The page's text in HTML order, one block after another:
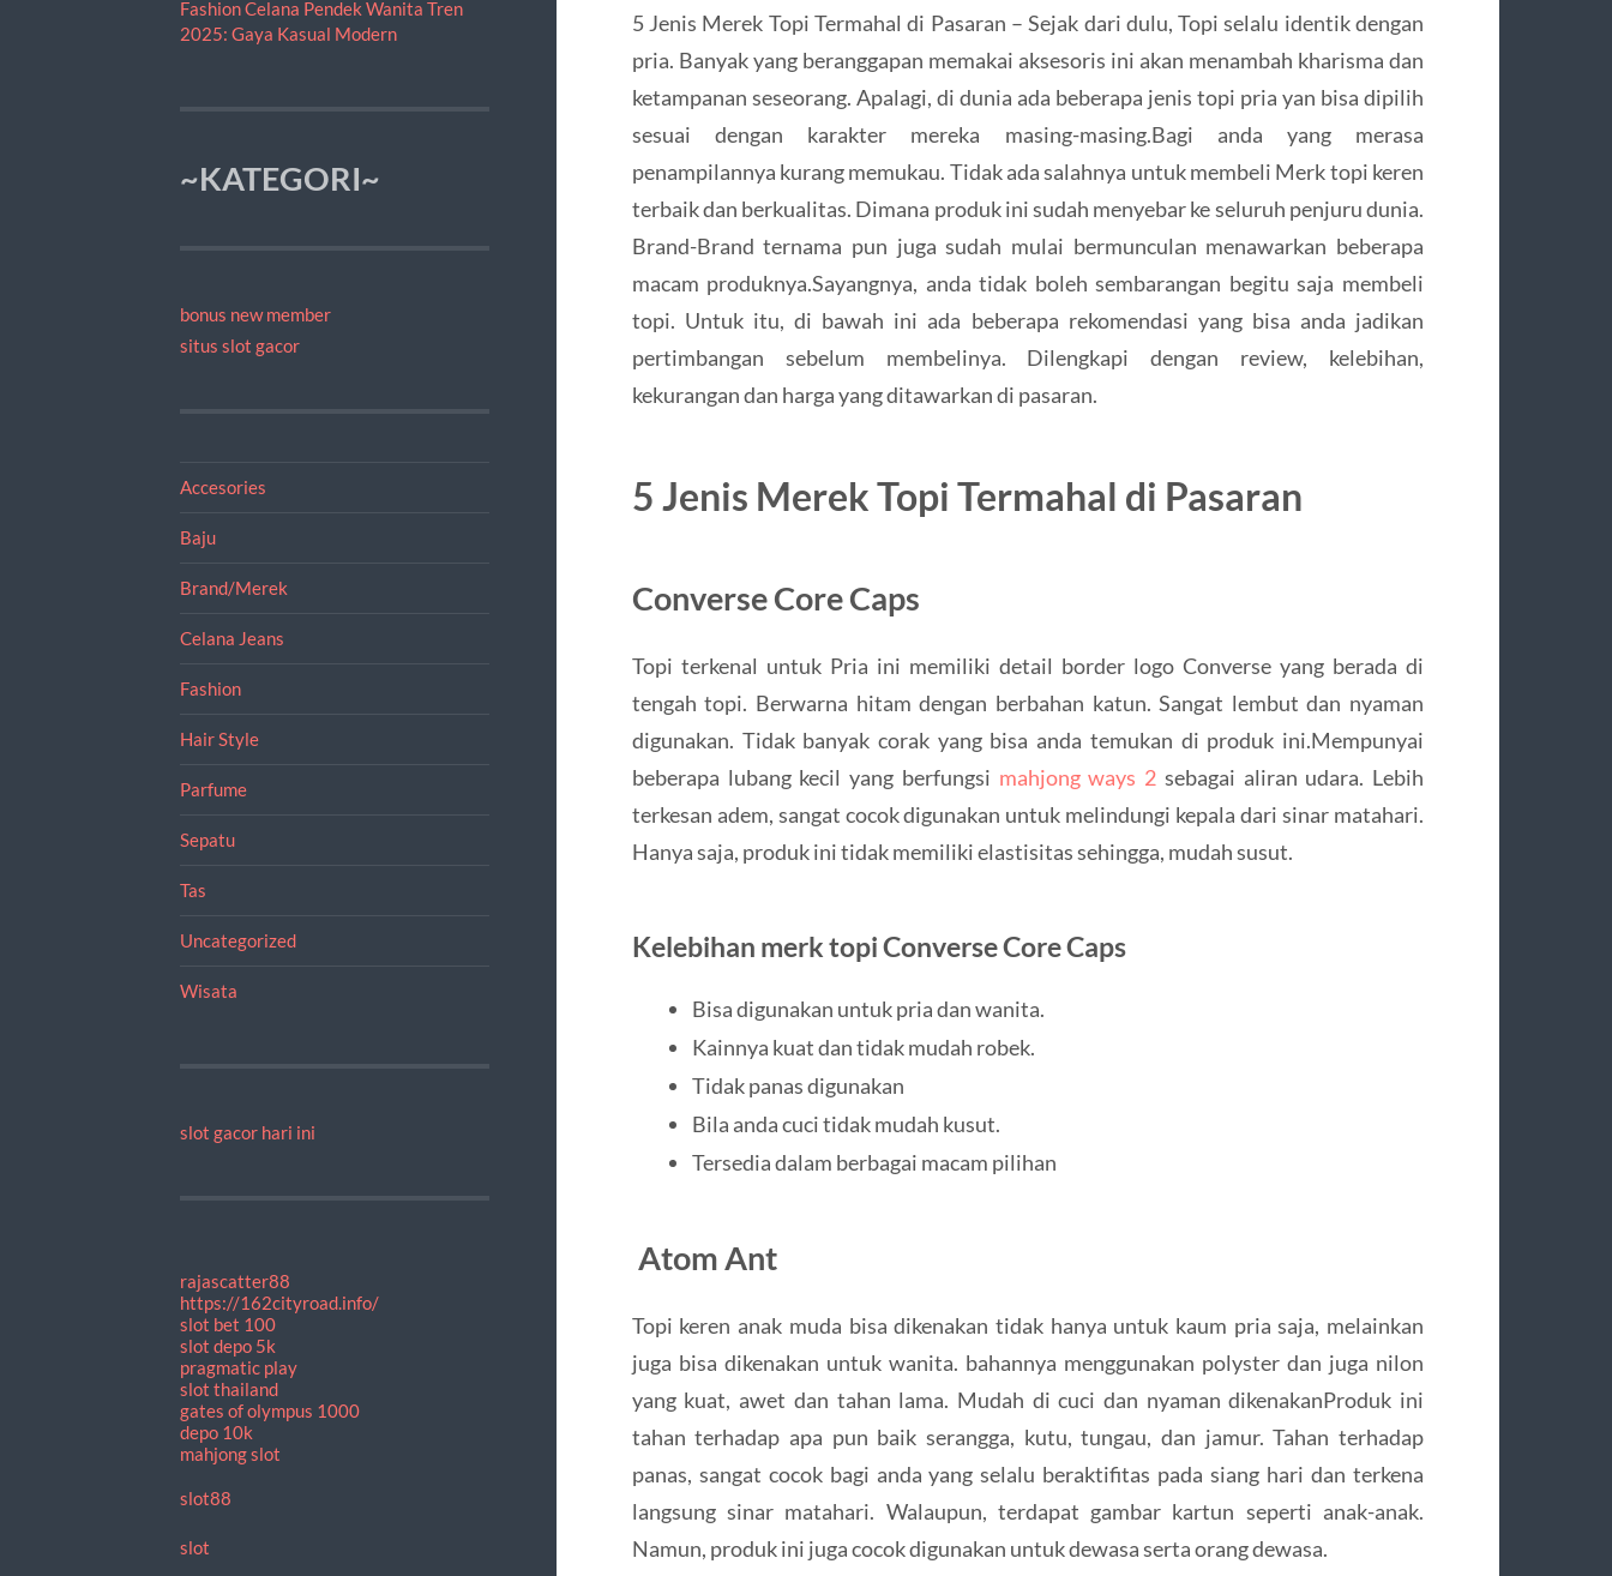
Fashion Celana Pendek Wanita Tren
2025: Gaya Kasual Modern
~KATEGORI~
bonus new member
situs slot gacor
Accesories
Baju
Brand/Merek
Celana Jeans
Fashion
Hair Style
Parfume
Sepatu
Tas
Uncategorized
Wisata
slot gacor hari ini
rajascatter88
https://162cityroad.info/
slot bet 100
slot depo 5k
pragmatic play
slot thailand
gates of olympus 1000
depo 10k
mahjong slot
slot88
slot
5 Jenis Merek Topi Termahal di Pasaran – Sejak dari dulu, Topi selalu identik dengan
pria. Banyak yang beranggapan memakai aksesoris ini akan menambah kharisma dan
ketampanan seseorang. Apalagi, di dunia ada beberapa jenis topi pria yan bisa dipilih
sesuai dengan karakter mereka masing-masing.Bagi anda yang merasa
penampilannya kurang memukau. Tidak ada salahnya untuk membeli Merk topi keren
terbaik dan berkualitas. Dimana produk ini sudah menyebar ke seluruh penjuru dunia.
Brand-Brand ternama pun juga sudah mulai bermunculan menawarkan beberapa
macam produknya.Sayangnya, anda tidak boleh sembarangan begitu saja membeli
topi. Untuk itu, di bawah ini ada beberapa rekomendasi yang bisa anda jadikan
pertimbangan sebelum membelinya. Dilengkapi dengan review, kelebihan,
kekurangan dan harga yang ditawarkan di pasaran.
5 Jenis Merek Topi Termahal di Pasaran
Converse Core Caps
Topi terkenal untuk Pria ini memiliki detail border logo Converse yang berada di
tengah topi. Berwarna hitam dengan berbahan katun. Sangat lembut dan nyaman
digunakan. Tidak banyak corak yang bisa anda temukan di produk ini.Mempunyai
beberapa lubang kecil yang berfungsi mahjong ways 2 sebagai aliran udara. Lebih
terkesan adem, sangat cocok digunakan untuk melindungi kepala dari sinar matahari.
Hanya saja, produk ini tidak memiliki elastisitas sehingga, mudah susut.
Kelebihan merk topi Converse Core Caps
Bisa digunakan untuk pria dan wanita.
Kainnya kuat dan tidak mudah robek.
Tidak panas digunakan
Bila anda cuci tidak mudah kusut.
Tersedia dalam berbagai macam pilihan
Atom Ant
Topi keren anak muda bisa dikenakan tidak hanya untuk kaum pria saja, melainkan
juga bisa dikenakan untuk wanita. bahannya menggunakan polyster dan juga nilon
yang kuat, awet dan tahan lama. Mudah di cuci dan nyaman dikenakanProduk ini
tahan terhadap apa pun baik serangga, kutu, tungau, dan jamur. Tahan terhadap
panas, sangat cocok bagi anda yang selalu beraktifitas pada siang hari dan terkena
langsung sinar matahari. Walaupun, terdapat gambar kartun seperti anak-anak.
Namun, produk ini juga cocok digunakan untuk dewasa serta orang dewasa.